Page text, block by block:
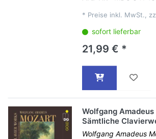
* Preise inkl. MwSt.,
sofort lieferbar
21,99 € *
Wolfgang
Sämtliche
Wolfgang Amadeus